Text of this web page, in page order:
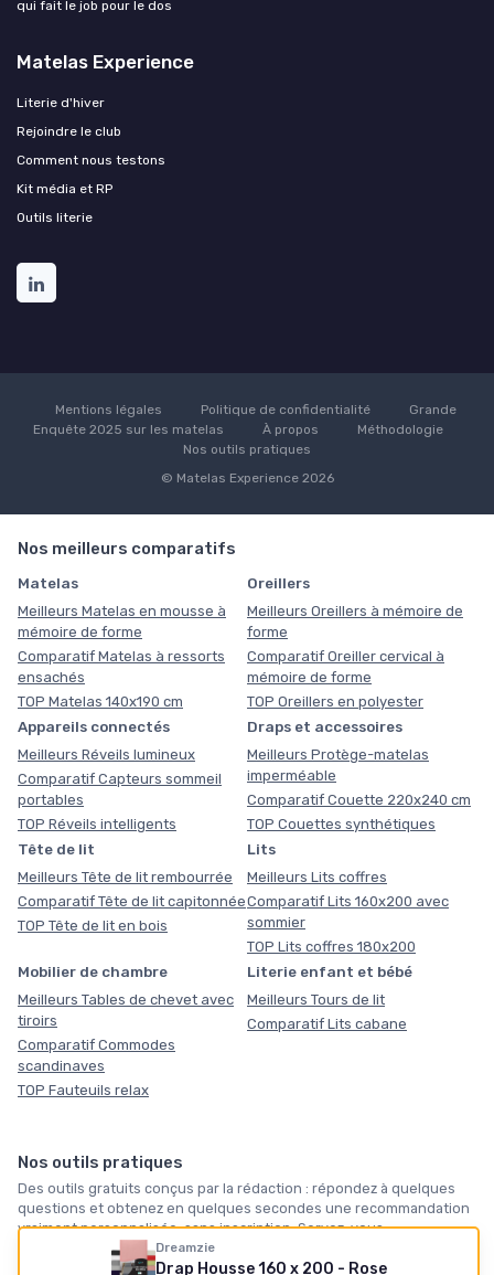
Dreamzie
Drap Housse 160 x 200 - Rose
🔥 Voir l'offre
qui fait le job pour le dos
Matelas Experience
Literie d'hiver
Rejoindre le club
Comment nous testons
Kit média et RP
Outils literie
Mentions légales Politique de confidentialité
Grande
Enquête 2025 sur les matelas
À propos
Méthodologie
Nos outils pratiques
© Matelas Experience 2026
Nos meilleurs comparatifs
Matelas
Meilleurs Matelas en mousse à
mémoire de forme
Comparatif Matelas à ressorts
ensachés
TOP Matelas 140x190 cm
Oreillers
Meilleurs Oreillers à mémoire de
forme
Comparatif Oreiller cervical à
mémoire de forme
TOP Oreillers en polyester
Appareils connectés
Meilleurs Réveils lumineux
Comparatif Capteurs sommeil
portables
TOP Réveils intelligents
Draps et accessoires
Meilleurs Protège-matelas
imperméable
Comparatif Couette 220x240 cm
TOP Couettes synthétiques
Tête de lit
Meilleurs Tête de lit rembourrée
Comparatif Tête de lit capitonnée
TOP Tête de lit en bois
Lits
Meilleurs Lits coffres
Comparatif Lits 160x200 avec
sommier
TOP Lits coffres 180x200
Mobilier de chambre
Meilleurs Tables de chevet avec
tiroirs
Comparatif Commodes
scandinaves
TOP Fauteuils relax
Literie enfant et bébé
Meilleurs Tours de lit
Comparatif Lits cabane
Nos outils pratiques
Des outils gratuits conçus par la rédaction : répondez à quelques
questions et obtenez en quelques secondes une recommandation
vraiment personnalisée, sans inscription. Servez-vous.